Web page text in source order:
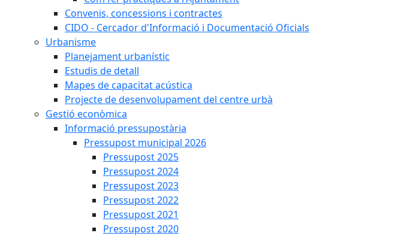
Convenis, concessions i contractes
CIDO - Cercador d'Informació i Documentació Oficials
Urbanisme
Planejament urbanístic
Estudis de detall
Mapes de capacitat acústica
Projecte de desenvolupament del centre urbà
Gestió econòmica
Informació pressupostària
Pressupost municipal 2026
Pressupost 2025
Pressupost 2024
Pressupost 2023
Pressupost 2022
Pressupost 2021
Pressupost 2020